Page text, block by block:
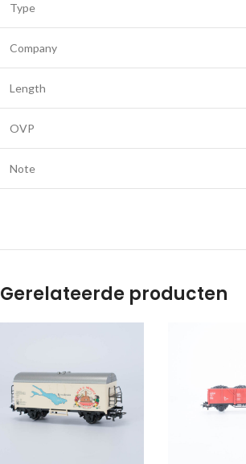
Type
Company
Length
OVP
Note
Gerelateerde producten